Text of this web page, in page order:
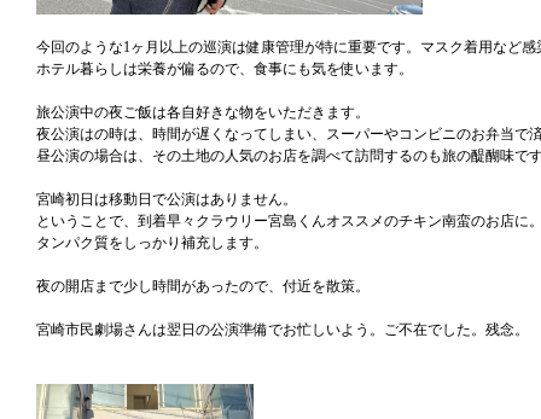
今回のような1ヶ月以上の巡演は健康管理が特に重要です。マスク着用など感
ホテル暮らしは栄養が偏るので、食事にも気を使います。
旅公演中の夜ご飯は各自好きな物をいただきます。
夜公演はの時は、時間が遅くなってしまい、スーパーやコンビニのお弁当で済
昼公演の場合は、その土地の人気のお店を調べて訪問するのも旅の醍醐味です
宮崎初日は移動日で公演はありません。
ということで、到着早々クラウリー宮島くんオススメのチキン南蛮のお店に。
タンパク質をしっかり補充します。
夜の開店まで少し時間があったので、付近を散策。
宮崎市民劇場さんは翌日の公演準備でお忙しいよう。ご不在でした。残念。